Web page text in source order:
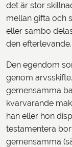
det är stor
mellan gifta och
eller sambo
den efterlevande.
Den egendom
genom
gemensamma
kvarvarande
han eller hon
testamentera
gemensamma